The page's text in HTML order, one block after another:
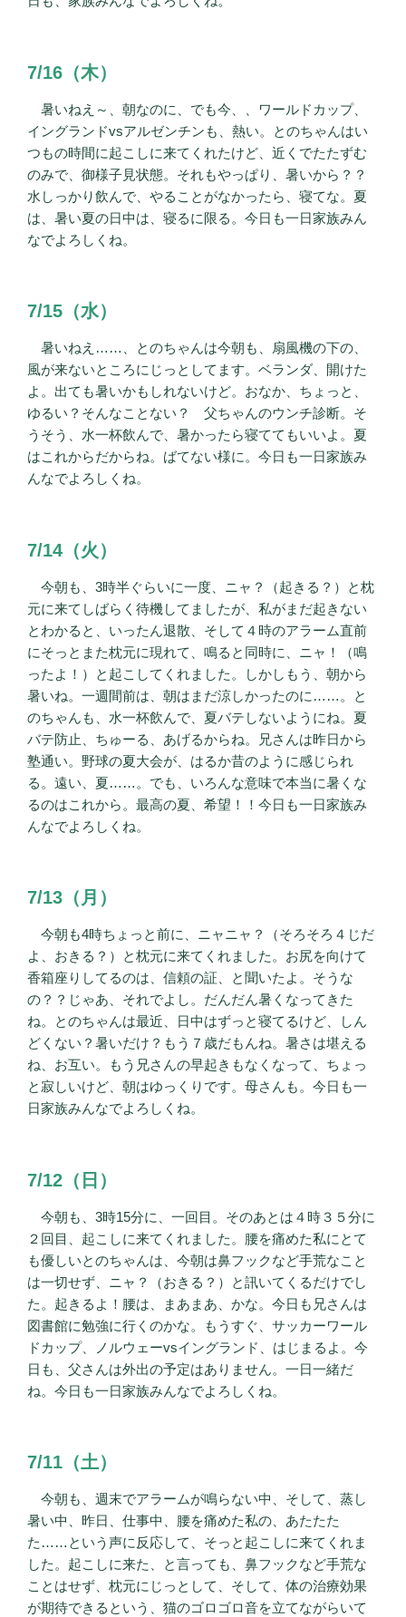
7/16（木）
暑いねえ～、朝なのに、でも今、、ワールドカップ、
イングランドvsアルゼンチンも、熱い。とのちゃんはい
つもの時間に起こしに来てくれたけど、近くでたたずむ
のみで、御様子見状態。それもやっぱり、暑いから？？
水しっかり飲んで、やることがなかったら、寝てな。夏
は、暑い夏の日中は、寝るに限る。今日も一日家族みん
なでよろしくね。
7/15（水）
暑いねえ……、とのちゃんは今朝も、扇風機の下の、
風が来ないところにじっとしてます。ベランダ、開けた
よ。出ても暑いかもしれないけど。おなか、ちょっと、
ゆるい？そんなことない？ 父ちゃんのウンチ診断。そ
うそう、水一杯飲んで、暑かったら寝ててもいいよ。夏
はこれからだからね。ばてない様に。今日も一日家族み
んなでよろしくね。
7/14（火）
今朝も、3時半ぐらいに一度、ニャ？（起きる？）と枕
元に来てしばらく待機してましたが、私がまだ起きない
とわかると、いったん退散、そして４時のアラーム直前
にそっとまた枕元に現れて、鳴ると同時に、ニャ！（鳴
ったよ！）と起こしてくれました。しかしもう、朝から
暑いね。一週間前は、朝はまだ涼しかったのに……。と
のちゃんも、水一杯飲んで、夏バテしないようにね。夏
バテ防止、ちゅーる、あげるからね。兄さんは昨日から
塾通い。野球の夏大会が、はるか昔のように感じられ
る。遠い、夏……。でも、いろんな意味で本当に暑くな
るのはこれから。最高の夏、希望！！今日も一日家族み
んなでよろしくね。
7/13（月）
今朝も4時ちょっと前に、ニャニャ？（そろそろ４じだ
よ、おきる？）と枕元に来てくれました。お尻を向けて
香箱座りしてるのは、信頼の証、と聞いたよ。そうな
の？？じゃあ、それでよし。だんだん暑くなってきた
ね。とのちゃんは最近、日中はずっと寝てるけど、しん
どくない？暑いだけ？もう７歳だもんね。暑さは堪える
ね、お互い。もう兄さんの早起きもなくなって、ちょっ
と寂しいけど、朝はゆっくりです。母さんも。今日も一
日家族みんなでよろしくね。
7/12（日）
今朝も、3時15分に、一回目。そのあとは４時３５分に
２回目、起こしに来てくれました。腰を痛めた私にとて
も優しいとのちゃんは、今朝は鼻フックなど手荒なこと
は一切せず、ニャ？（おきる？）と訊いてくるだけでし
た。起きるよ！腰は、まあまあ、かな。今日も兄さんは
図書館に勉強に行くのかな。もうすぐ、サッカーワール
ドカップ、ノルウェーvsイングランド、はじまるよ。今
日も、父さんは外出の予定はありません。一日一緒だ
ね。今日も一日家族みんなでよろしくね。
7/11（土）
今朝も、週末でアラームが鳴らない中、そして、蒸し
暑い中、昨日、仕事中、腰を痛めた私の、あたたた
た……という声に反応して、そっと起こしに来てくれま
した。起こしに来た、と言っても、鼻フックなど手荒な
ことはせず、枕元にじっとして、そして、体の治療効果
が期待できるという、猫のゴロゴロ音を立てながらいて